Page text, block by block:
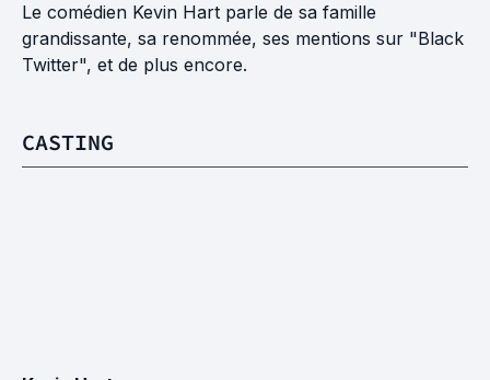
Le comédien Kevin Hart parle de sa famille
grandissante, sa renommée, ses mentions sur "Black
Twitter", et de plus encore.
CASTING